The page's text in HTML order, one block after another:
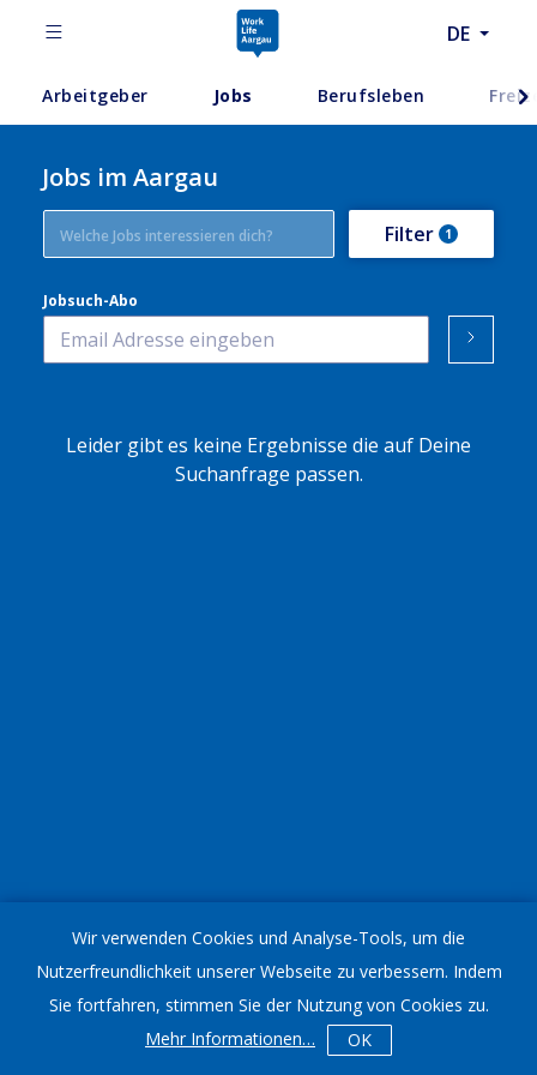
DE
Arbeitgeber Jobs Berufsleben
Jobs im Aargau
Filter 1
Jobsuch-Abo
Leider gibt es keine Ergebnisse die auf Deine
Suchanfrage passen.
Wir verwenden Cookies und Analyse-Tools, um die
Nutzerfreundlichkeit unserer Webseite zu verbessern. Indem
Sie fortfahren, stimmen Sie der Nutzung von Cookies zu.
Mehr Informationen… OK